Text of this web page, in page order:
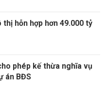
hỗn hợp hơn 49.000 tỷ
phép kế thừa nghĩa vụ
án BĐS